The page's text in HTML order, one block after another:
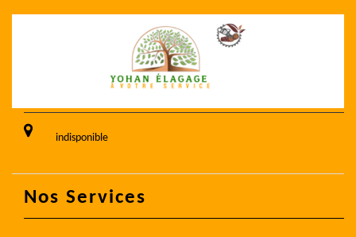
indisponible
Nos Services